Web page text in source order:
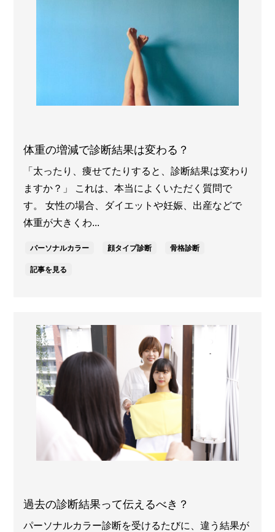
体重の増減で診断結果は変わる？
「太ったり、痩せてたりすると、診断結果は変わり
ますか？」 これは、本当によくいただく質問で
す。 女性の場合、ダイエットや妊娠、出産などで
体重が大きくわ...
パーソナルカラー 顔タイプ診断 骨格診断
記事を見る
過去の診断結果って伝えるべき？
パーソナルカラー診断を受けるたびに、違う結果が